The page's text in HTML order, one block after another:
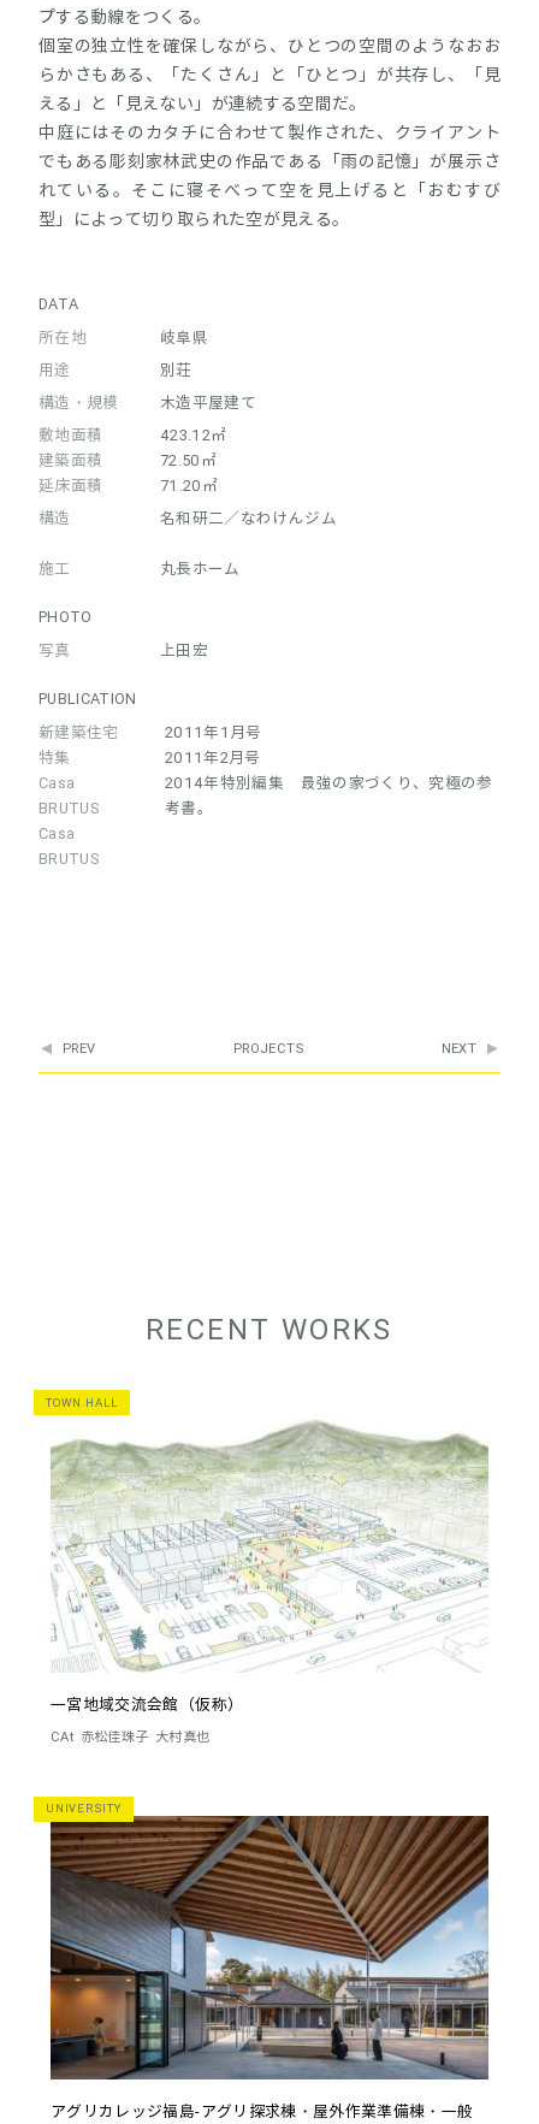
プする動線をつくる。
個室の独立性を確保しながら、ひとつの空間のようなおお
らかさもある、「たくさん」と「ひとつ」が共存し、「見
える」と「見えない」が連続する空間だ。
中庭にはそのカタチに合わせて製作された、クライアント
でもある彫刻家林武史の作品である「雨の記憶」が展示さ
れている。そこに寝そべって空を見上げると「おむすび
型」によって切り取られた空が見える。
DATA
所在地
岐阜県
用途
別荘
構造・規模
木造平屋建て
敷地面積
建築面積
延床面積
423.12㎡
72.50㎡
71.20㎡
構造
施工
名和研二／なわけんジム
丸長ホーム
PHOTO
写真
上田宏
PUBLICATION
新建築住宅
特集
Casa
BRUTUS
Casa
BRUTUS
2011年1月号
2011年2月号
2014年特別編集 最強の家づくり、究極の参
考書。
PREV PROJECTS NEXT
RECENT WORKS
TOWN HALL
一宮地域交流会館（仮称）
CAt 赤松佳珠子 大村真也
UNIVERSITY
アグリカレッジ福島-アグリ探求棟・屋外作業準備棟・一般